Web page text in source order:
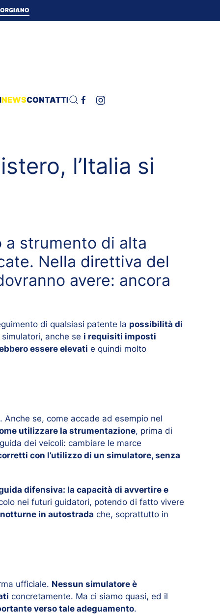
NEWSCONTATTI
l’Italia si
a strumento di alta
Nella direttiva del
avere: ancora
di qualsiasi patente la possibilità di
anche se i requisiti imposti
essere elevati e quindi molto
. Anche se, come accade ad esempio nel
utilizzare la strumentazione, prima di
dei veicoli: cambiare le marce
con l’utilizzo di un simulatore, senza
difensiva: la capacità di avvertire e
nei futuri guidatori, potendo di fatto vivere
in autostrada che, soprattutto in
ufficiale. Nessun simulatore è
concretamente. Ma ci siamo quasi, ed il
verso tale adeguamento.